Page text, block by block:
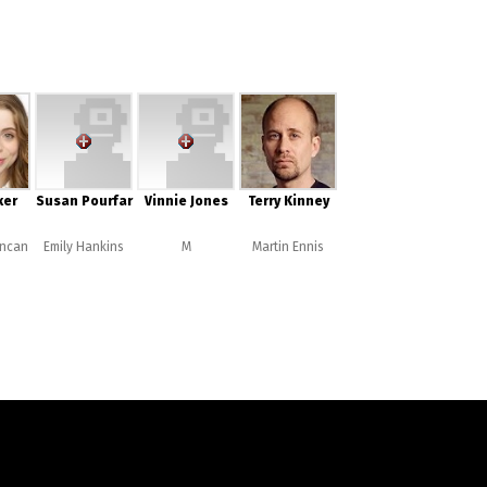
Susan Pourfar
Emily Hankins
Vinnie Jones
M
Terry Kinney
Martin Ennis